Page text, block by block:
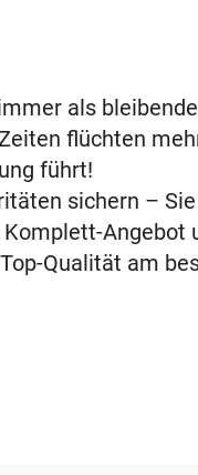
als bleibende
flüchten
führt!
sichern – Sie
Angebot
Qualität am